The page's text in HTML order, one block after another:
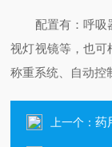
配置有：呼吸器
视灯视镜等，也可
称重系统、自动控
上一个：药